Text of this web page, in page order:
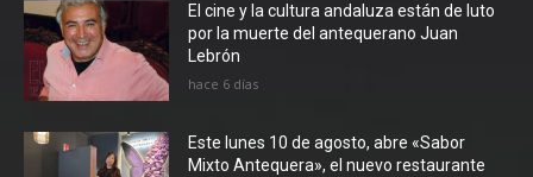
El cine y la cultura andaluza están de luto
por la muerte del antequerano Juan
Lebrón
hace 6 días
Este lunes 10 de agosto, abre «Sabor
Mixto Antequera», el nuevo restaurante